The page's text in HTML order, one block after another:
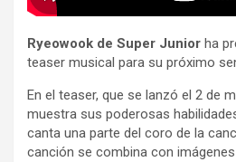
Ryeowook de Super Junior ha
teaser musical para su próximo
En el teaser, que se lanzó el 2 de
muestra sus poderosas
canta una parte del coro de la
canción se combina con